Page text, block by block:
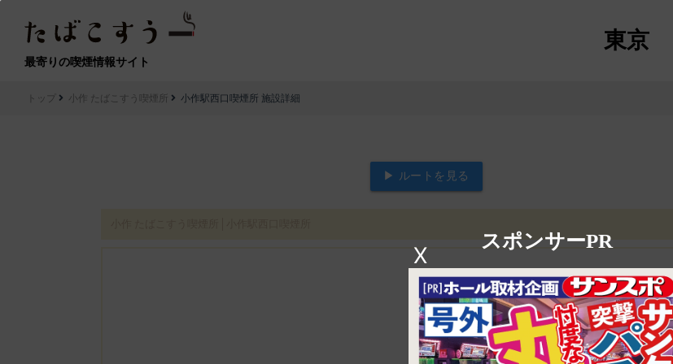
最寄りの喫煙情報サイト
東京
スポンサーPR
X
トップ 小作 たばこすう喫煙所 小作駅西口喫煙所 施設詳細
▶ ルートを見る